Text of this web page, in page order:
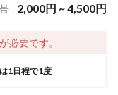
2,000円 ~4,500円
必要です。
1日程で1度